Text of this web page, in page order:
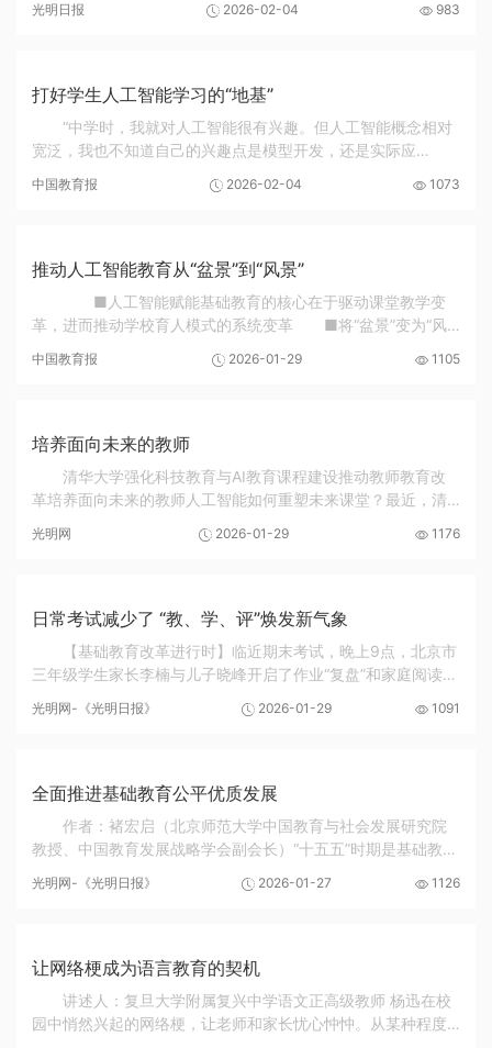
文生活”，寻找与AI共存并有利于教...
光明日报 2026-02-04 983
打好学生人工智能学习的“地基”
“中学时，我就对人工智能很有兴趣。但人工智能概念相对
宽泛，我也不知道自己的兴趣点是模型开发，还是实际应
信怡在学校“人工智能与应用”课上，找到了...
中国教育报 2026-02-04 1073
推动人工智能教育从“盆景”到“风景”
■人工智能赋能基础教育的核心在于驱动课堂教学变
革，进而推动学校育人模式的系统变革 ■将“盆景”变为“风
的公平优质 随着数字浪潮席卷全球，...
中国教育报 2026-01-29 1105
培养面向未来的教师
清华大学强化科技教育与AI教育课程建设推动教师教育改
革培养面向未来的教师人工智能如何重塑未来课堂？最近，清
生付立群正进行一项关于智能教学系统MAIC在中...
光明网 2026-01-29 1176
日常考试减少了 “教、学、评”焕发新气象
【基础教育改革进行时】临近期末考试，晚上9点，北京市
三年级学生家长李楠与儿子晓峰开启了作业“复盘”和家庭阅读时
的“自主时间”多了起来。在对比了孩子...
光明网-《光明日报》 2026-01-29 1091
全面推进基础教育公平优质发展
作者：褚宏启（北京师范大学中国教育与社会发展研究院
教授、中国教育发展战略学会副会长）“十五五”时期是基础教育
发展第十五个五年规划的建议》明确要求“...
光明网-《光明日报》 2026-01-27 1126
让网络梗成为语言教育的契机
讲述人：复旦大学附属复兴中学语文正高级教师 杨迅在校
园中悄然兴起的网络梗，让老师和家长忧心忡忡。从某种程度